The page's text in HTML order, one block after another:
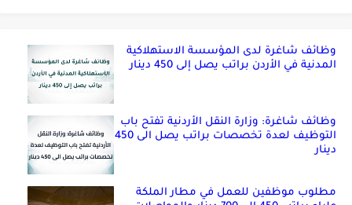
وظائف شاغرة لدى المؤسسة الاستهلاكية
المدنية في الأردن براتب يصل إلى 450 دينار
وظائف شاغرة: وزارة النقل الأردنية تفتح باب
التوظيف لعدة تخصصات براتب يصل الى 450
دينار
مطلوب موظفين للعمل في مطار الملكة